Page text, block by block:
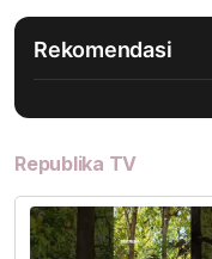
Rekomendasi
Republika TV